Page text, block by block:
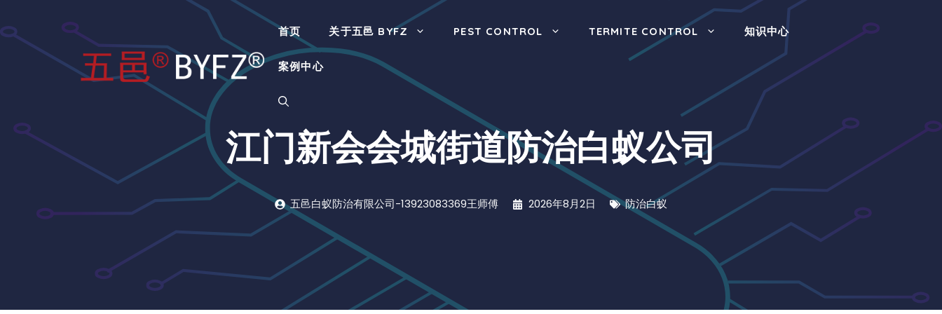
至
内
首页 关于五邑 BYFZ PEST CONTROL TERMITE CONTROL 知识中心
案例中心
江门新会会城街道防治白蚁公司
五邑白蚁防治有限公司-13923083369王师傅 2026年8月2日 防治白蚁